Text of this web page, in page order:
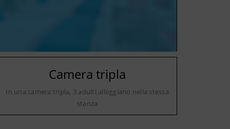
Camera tripla
In una camera tripla, 3 adulti alloggiano nella stessa
stanza